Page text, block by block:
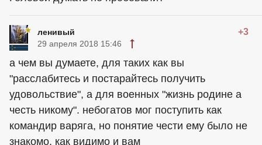
ленивый +3
29 апреля 2018 15:46
а чем вы думаете, для таких как вы
"расслабитесь и постарайтесь получить
удовольствие", а для военных "жизнь родине а
честь никому". небогатов мог поступить как
командир варяга, но понятие чести ему было не
знакомо, как видимо и вам